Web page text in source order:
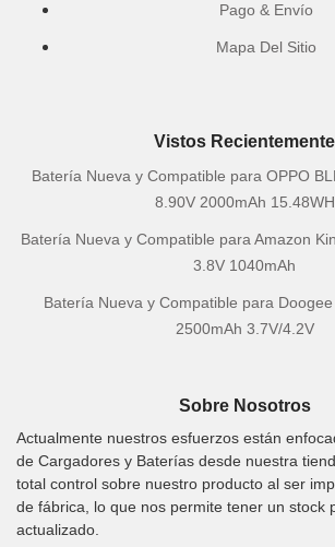
Pago & Envío
Mapa Del Sitio
Vistos Recientemente
Batería Nueva y Compatible para OPPO
8.90V 2000mAh 15.48WH
Batería Nueva y Compatible para Amazon
3.8V 1040mAh
Batería Nueva y Compatible para
2500mAh 3.7V/4.2V
Sobre Nosotros
Actualmente nuestros esfuerzos están
de Cargadores y Baterías desde nuestra
total control sobre nuestro producto al ser
de fábrica, lo que nos permite tener un stock
actualizado.